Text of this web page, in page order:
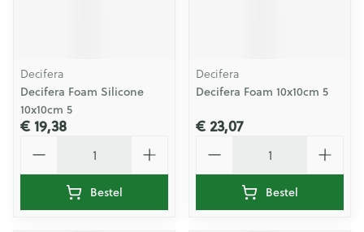
Decifera
Decifera Foam Silicone
10x10cm 5
€ 19,38
Bestel
Decifera
Decifera Foam 10x10cm 5
€ 23,07
Bestel